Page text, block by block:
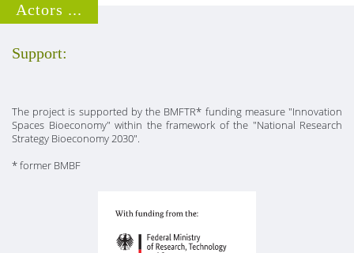
Actors ...
Support:
The project is supported by the BMFTR* funding measure "Innovation
Spaces Bioeconomy" within the framework of the "National Research
Strategy Bioeconomy 2030".
* former BMBF